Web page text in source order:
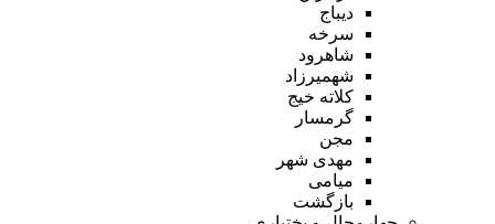
دیباج
سرخه
شاهرود
شهمیرزاد
کلاته خیج
گرمسار
مجن
مهدی شهر
میامی
بازگشت